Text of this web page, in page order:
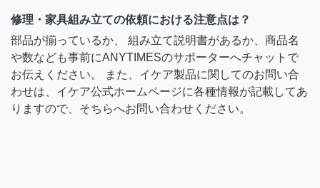
修理・家具組み立ての依頼における注意点は？
部品が揃っているか、 組み立て説明書があるか、商品名
や数なども事前にANYTIMESのサポーターへチャットで
お伝えください。 また、イケア製品に関してのお問い合
わせは、イケア公式ホームページに各種情報が記載してあ
りますので、そちらへお問い合わせください。